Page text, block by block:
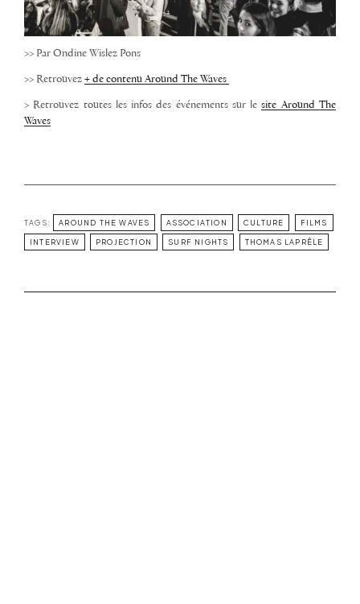
>> Par Ondine Wislez Pons
>> Retrouvez + de contenu Around The Waves
> Retrouvez toutes les infos des événements sur lesite Around The
Waves
TAGS: AROUND THE WAVES ASSOCIATION CULTURE FILMS
INTERVIEW PROJECTION SURF NIGHTS THOMAS LAPRÊLE